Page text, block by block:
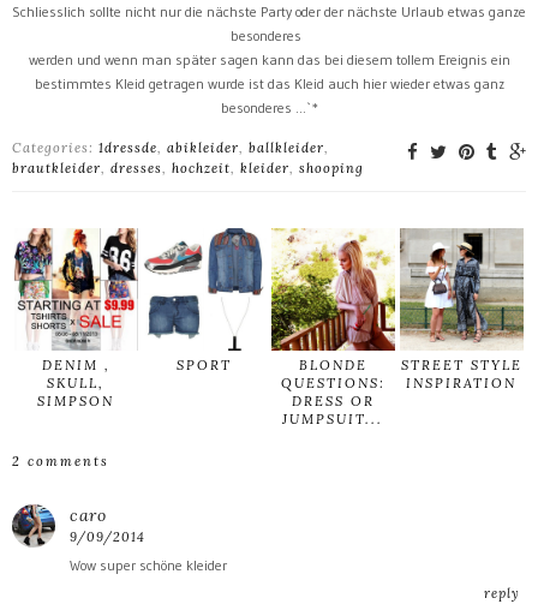
Schliesslich sollte nicht nur die nächste Party oder der nächste Urlaub etwas ganze
besonderes
werden und wenn man später sagen kann das bei diesem tollem Ereignis ein
bestimmtes Kleid getragen wurde ist das Kleid auch hier wieder etwas ganz
besonderes ...`*
Categories: 1dressde abikleider ballkleider
brautkleider
dresses hochzeit kleider shooping
DENIM ,
SKULL,
SIMPSON
SPORT
BLONDE
QUESTIONS:
DRESS OR
JUMPSUIT...
STREET STYLE
INSPIRATION
2 comments
caro
9/09/2014
Wow super schöne kleider
reply